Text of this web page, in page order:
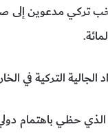
64 مليون ناخب تركي
حظي باهتمام